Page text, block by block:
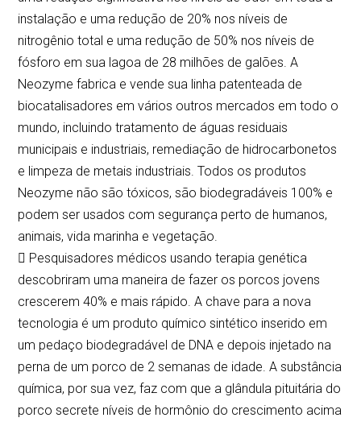
instalação e uma redução de 20% nos níveis de
nitrogênio total e uma redução de 50% nos níveis de
fósforo em sua lagoa de 28 milhões de galões. A
Neozyme fabrica e vende sua linha patenteada de
biocatalisadores em vários outros mercados em todo o
mundo, incluindo tratamento de águas residuais
municipais e industriais, remediação de hidrocarbonetos
e limpeza de metais industriais. Todos os produtos
Neozyme não são tóxicos, são biodegradáveis 100% e
podem ser usados com segurança perto de humanos,
animais, vida marinha e vegetação.
 Pesquisadores médicos usando terapia genética
descobriram uma maneira de fazer os porcos jovens
crescerem 40% e mais rápido. A chave para a nova
tecnologia é um produto químico sintético inserido em
um pedaço biodegradável de DNA e depois injetado na
perna de um porco de 2 semanas de idade. A substância
química, por sua vez, faz com que a glândula pituitária do
porco secrete níveis de hormônio do crescimento acima